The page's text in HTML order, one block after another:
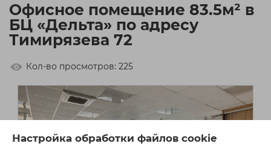
Настройка обработки файлов cookie
Офисное помещение 83.5м² в
БЦ «Дельта» по адресу
Тимирязева 72
Кол-во просмотров: 225